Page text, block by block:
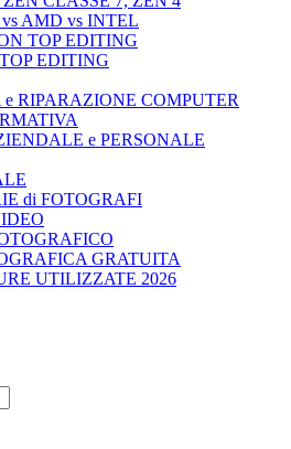
AMD vs INTEL
TOP EDITING
EDITING
e RIPARAZIONE COMPUTER
e PERSONALE
di FOTOGRAFI
GRATUITA
UTILIZZATE 2026